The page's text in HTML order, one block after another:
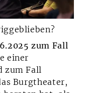
zum Fall
einer
zum Fall
Burgtheater,